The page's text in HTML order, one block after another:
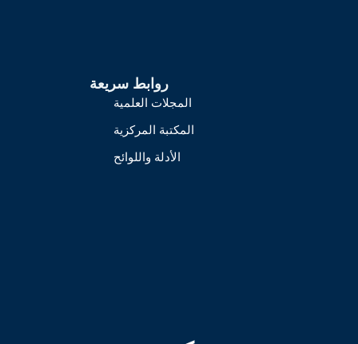
روابط سريعة
المجلات العلمية
المكتبة المركزية
الأدلة واللوائح